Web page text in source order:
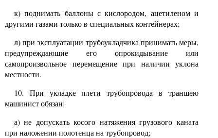
к) поднимать баллоны с кислородом, ацетиленом и
другими газами только в специальных контейнерах;
л) при эксплуатации трубоукладчика принимать меры,
предупреждающие его опрокидывание или
самопроизвольное перемещение при наличии уклона
местности.
10. При укладке плети трубопровода в траншею
машинист обязан:
а) не допускать косого натяжения грузового каната
при наложении полотенца на трубопровод;